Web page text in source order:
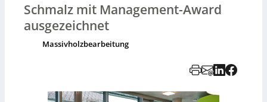
Schmalz mit Management-Award
ausgezeichnet
Massivholzbearbeitung